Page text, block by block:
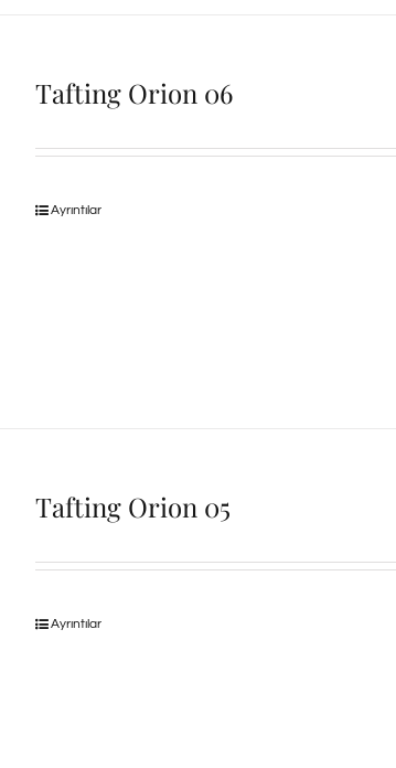
Tafting Orion 06
Ayrıntılar
Tafting Orion 05
Ayrıntılar